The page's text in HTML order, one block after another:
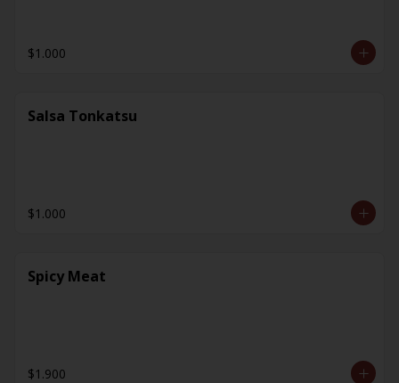
$1.000
Salsa Tonkatsu
$1.000
Spicy Meat
$1.900